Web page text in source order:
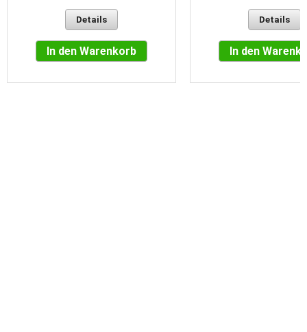
Details
In den Warenkorb
Details
In den